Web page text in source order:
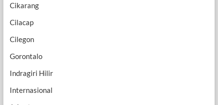
Cikarang
Cilacap
Cilegon
Gorontalo
Indragiri Hilir
Internasional